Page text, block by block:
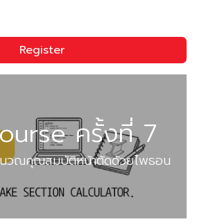
Register
ครั้งที่ 7
นวณคุณสมบัติหน้าตัดด้วยไพธอน